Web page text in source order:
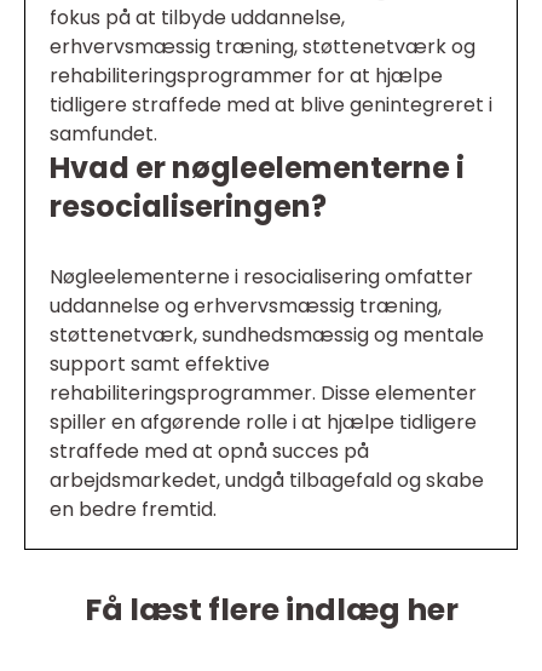
fokus på at tilbyde uddannelse,
erhvervsmæssig træning, støttenetværk og
rehabiliteringsprogrammer for at hjælpe
tidligere straffede med at blive genintegreret i
samfundet.
Hvad er nøgleelementerne i
resocialiseringen?
Nøgleelementerne i resocialisering omfatter
uddannelse og erhvervsmæssig træning,
støttenetværk, sundhedsmæssig og mentale
support samt effektive
rehabiliteringsprogrammer. Disse elementer
spiller en afgørende rolle i at hjælpe tidligere
straffede med at opnå succes på
arbejdsmarkedet, undgå tilbagefald og skabe
en bedre fremtid.
Få læst flere indlæg her